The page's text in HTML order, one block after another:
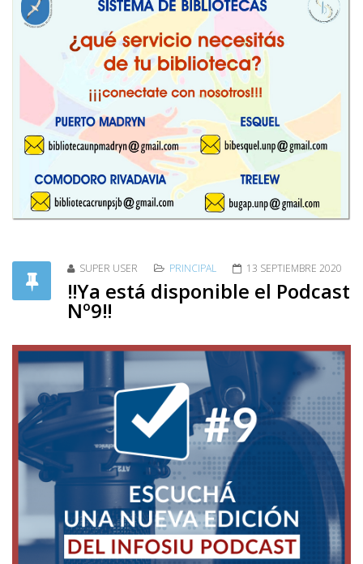
SUPER USER PRINCIPAL 13 SEPTIEMBRE 2020
‼️Ya está disponible el Podcast
Nº9‼️